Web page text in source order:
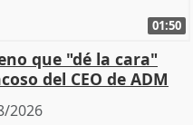
01:50
que "dé la cara"
del CEO de ADM
2026